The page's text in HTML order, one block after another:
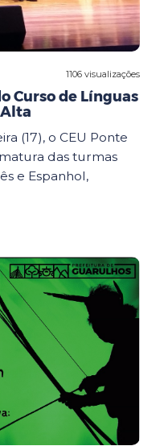
1106 visualizações
Curso de Línguas
(17), o CEU Ponte
das turmas
e Espanhol,